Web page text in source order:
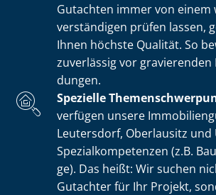
Gutachten immer von
ver­stän­di­gen prüfen lassen,
Ihnen höchste Qualität. So
zuverlässig vor
dun­gen.
Spezielle
verfügen unsere
Leutersdorf, Oberlausitz
Spe­zi­al­kom­pe­ten­zen (z.B.
ge). Das heißt: Wir suchen
Gutachter für Ihr Projekt,